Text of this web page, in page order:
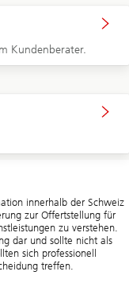
Kundenberater.
innerhalb der Schweiz
zur Offertstellung für
zu verstehen.
dar und sollte nicht als
sich professionell
treffen.